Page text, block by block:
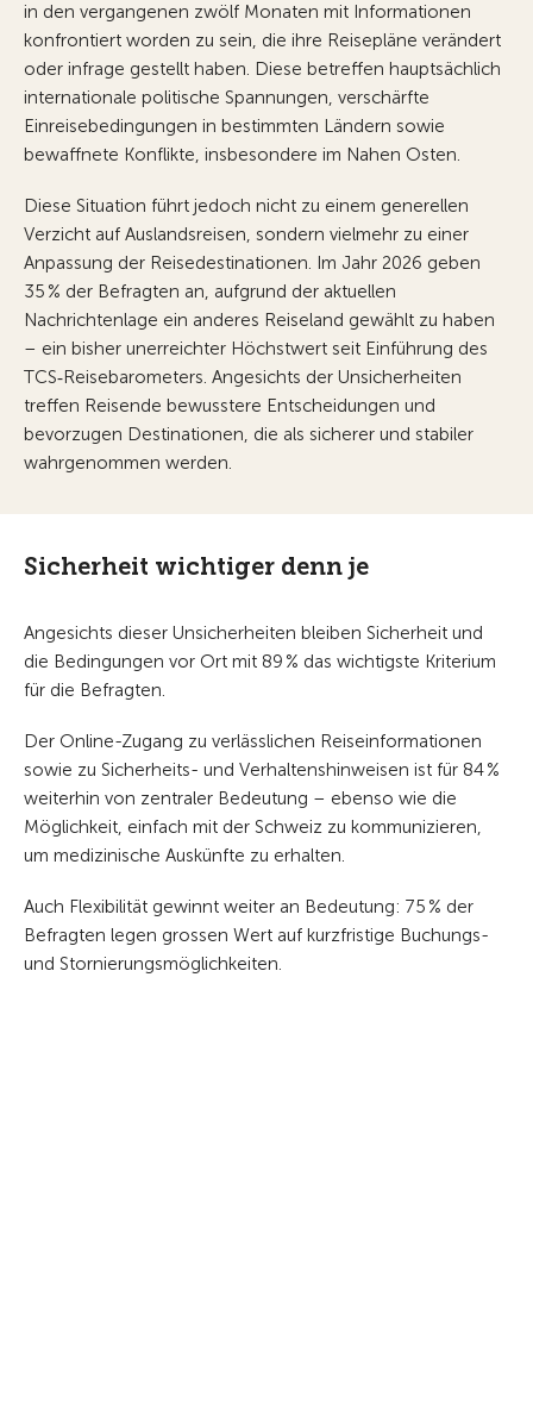
in den vergangenen zwölf Monaten mit Informationen
konfrontiert worden zu sein, die ihre Reisepläne verändert
oder infrage gestellt haben. Diese betreffen hauptsächlich
internationale politische Spannungen, verschärfte
Einreisebedingungen in bestimmten Ländern sowie
bewaffnete Konflikte, insbesondere im Nahen Osten.
Diese Situation führt jedoch nicht zu einem generellen
Verzicht auf Auslandsreisen, sondern vielmehr zu einer
Anpassung der Reisedestinationen. Im Jahr 2026 geben
35 % der Befragten an, aufgrund der aktuellen
Nachrichtenlage ein anderes Reiseland gewählt zu haben
– ein bisher unerreichter Höchstwert seit Einführung des
TCS‑Reisebarometers. Angesichts der Unsicherheiten
treffen Reisende bewusstere Entscheidungen und
bevorzugen Destinationen, die als sicherer und stabiler
wahrgenommen werden.
Sicherheit wichtiger denn je
Angesichts dieser Unsicherheiten bleiben Sicherheit und
die Bedingungen vor Ort mit 89 % das wichtigste Kriterium
für die Befragten.
Der Online-Zugang zu verlässlichen Reiseinformationen
sowie zu Sicherheits- und Verhaltenshinweisen ist für 84 %
weiterhin von zentraler Bedeutung – ebenso wie die
Möglichkeit, einfach mit der Schweiz zu kommunizieren,
um medizinische Auskünfte zu erhalten.
Auch Flexibilität gewinnt weiter an Bedeutung: 75 % der
Befragten legen grossen Wert auf kurzfristige Buchungs-
und Stornierungsmöglichkeiten.